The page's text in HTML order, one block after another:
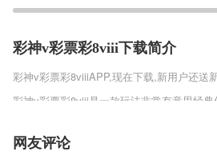
彩神v彩票彩8viii下载简介
彩神v彩票彩8viiiAPP,现在下载,新用户还送
彩神v彩票彩8viii是一款玩法非常有意思经
在这款游戏中是可以加入各种各样的门派，
行坐镇，而且等级越高的门派加入的要求也
置的要求才能加入门派。
网友评论